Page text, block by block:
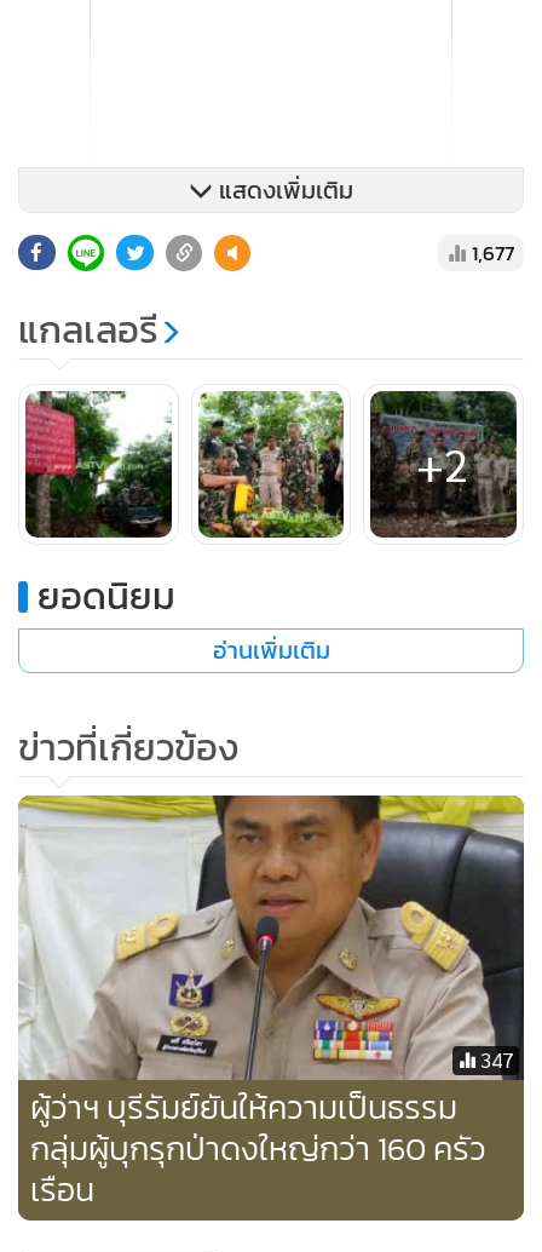
ดังนั้น ตั้งแต่คณะรักษาความสงบแห่งชาติ หรือ คสช. ได้ควบคุม
อำนาจการปกครองประเทศ ก็ได้เห็นปัญหาการลักลอบตัดไม้
ทำลายป่าเป็นปัญหาสำคัญ จึงได้ออกคำสั่งคณะรักษาความสงบ
แห่งชาติ ที่ 64/2557 และคำสั่งที่ 66/2557 เพื่อให้การปราบ
ปรามและหยุดยั้งการบุกรุกทำลายทรัพยากรป่าไม้ ในพื้นที่ต่างๆ
ให้เป็นไปอย่างมีประสิทธิภาพ สามารถลดผลกระทบที่จะก่อให้
เกิดความเสียหายต่อระบบเศรษฐกิจ สังคม และสิ่งแวดล้อมของ
ประเทศโดยรวม จึงเป็นโอกาสที่ต้องเร่งดำเนินการตามมาตรการ
ดังกล่าวอย่างต่อเนื่อง และจริงจัง
ด้านนายจิรศักดิ์ จารุศักดิ์เดช หัวหน้าเขตอนุรักษ์พันธุ์สัตว์ป่า
อุทยานเสด็จในกรมหลวงชุมพร ด้านทิศเหนือตอนล่าง กล่าวว่า
ในส่วนของ จ.ชุมพร การบุกรุกพื้นที่ป่าสงวนมีมานานแล้ว การ
แสดงเพิ่มเติม
1,677
แกลเลอรี
+2
ยอดนิยม
อ่านเพิ่มเติม
ข่าวที่เกี่ยวข้อง
347
ผู้ว่าฯ บุรีรัมย์ยันให้ความเป็นธรรม
กลุ่มผู้บุกรุกป่าดงใหญ่กว่า 160 ครัว
เรือน